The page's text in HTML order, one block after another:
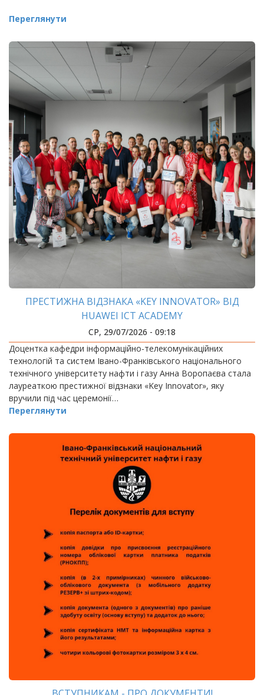
Переглянути
ПРЕСТИЖНА ВІДЗНАКА «KEY INNOVATOR» ВІД
HUAWEI ICT ACADEMY
СР, 29/07/2026 - 09:18
Доцентка кафедри інформаційно-телекомунікаційних
технологій та систем Івано-Франківського національного
технічного університету нафти і газу Анна Воропаєва стала
лауреаткою престижної відзнаки «Key Innovator», яку
вручили під час церемонії…
Переглянути